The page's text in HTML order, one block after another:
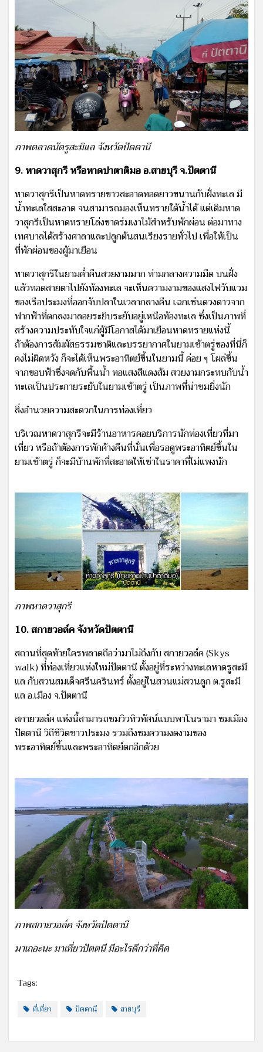
ภาพตลาดนัดรูสะมิแล จังหวัดปัตตานี
9. หาดวาสุกรี หรือหาดปาตาติมอ อ.สายบุรี จ.ปัตตานี
หาดวาสุกรีเป็นหาดทรายขาวสะอาดทอดยาวขนานกับฝั่งทะเล มี
น้ำทะเลใสสะอาด จนสามารถมองเห็นทรายใต้น้ำได้ แต่เดิมหาด
วาสุกรีเป็นหาดทรายโล่งขาดร่มเงาไม้สำหรับพักผ่อน ต่อมาทาง
เทศบาลได้สร้างศาลาและปลูกต้นสนเรียงรายทั่วไป เพื่อให้เป็น
ที่พักผ่อนของผู้มาเยือน
หาดวาสุกรีในยามค่ำคืนสวยงามมาก ท่ามกลางความมืด บนฝั่ง
แล้วทอดสายตาไปยังท้องทะเล จะเห็นความงามของแสงไฟวับแวม
ของเรือประมงที่ออกจับปลาในเวลากลางคืน เฉกเช่นดวงดาวจาก
ฟากฟ้าที่ตกลงมาลอยระยิบระยับอยู่เหนือท้องทะเล ซึ่งเป็นภาพที่
สร้างความประทับใจแก่ผู้มีโอกาสได้มาเยือนหาดทรายแห่งนี้
ถ้าต้องการสัมผัสธรรมชาติและบรรยากาศในยามเช้าตรู่ของที่นี่ก็
คงไม่ผิดหวัง ก็จะได้เห็นพระอาทิตย์ขึ้นในยามนี้ ค่อย ๆ โผล่ขึ้น
จากขอบฟ้าซึ่งจดกับพื้นน้ำ ทอแสงสีแดงส้ม สวยงามกระทบกับน้ำ
ทะเลเป็นประกายระยับในยามเช้าตรู่ เป็นภาพที่น่าชมยิ่งนัก
สิ่งอำนวยความสะดวกในการท่องเที่ยว
บริเวณหาดวาสุกรีจะมีร้านอาหารคอยบริการนักท่องเที่ยวที่มา
เที่ยว หรือถ้าต้องการพักค้างคืนที่นั่นเพื่อรอดูพระอาทิตย์ขึ้นใน
ยามเช้าตรู่ ก็จะมีบ้านพักที่สะอาดให้เช่าในราคาที่ไม่แพงนัก
ภาพหาดวาสุกรี
10. สกายวอล์ค จังหวัดปัตตานี
สถานที่สุดท้ายใครพลาดถือว่ามาไม่ถึงกับ สกายวอล์ค (Skys
walk) ที่ท่องเที่ยวแห่งใหม่ปัตตานี ตั้งอยู่ที่ระหว่างทะเลหาดรูสะมี
แล กับสวนสมเด็จศรีนครินทร์ ตั้งอยู่ในสวนแม่สวนลูก ต.รูสะมี
แล อ.เมือง จ.ปัตตานี
สกายวอล์ค แห่งนี้สามารถชมวิวทิวทัศน์แบบพาโนรามา ชมเมือง
ปัตตานี วิถีชีวิตชาวประมง รวมถึงชมความงดงามของ
พระอาทิตย์ขึ้นและพระอาทิตย์ตกอีกด้วย
ภาพสกายวอล์ค จังหวัดปัตตานี
มาเถอะนะ มาเที่ยวปัตตนี มีอะไรดีกว่าที่คิด
Tags:
ที่เที่ยว ปัตตานี สายบุรี